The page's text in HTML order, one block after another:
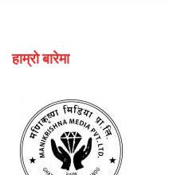
हाम्रो बारेमा